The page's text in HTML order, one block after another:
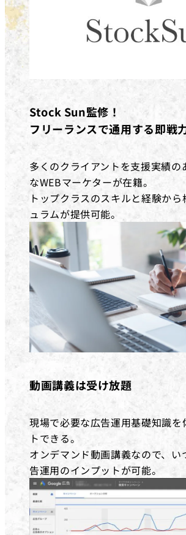
Stock Sun監修！
フリーランスで通用する即戦
多くのクライアントを支援実績の
なWEBマーケターが在籍。
トップクラスのスキルと経験か
ュラムが提供可能。
動画講義は受け放題
現場で必要な広告運用基礎知識を
トできる。
オンデマンド動画講義なので、い
告運用のインプットが可能。